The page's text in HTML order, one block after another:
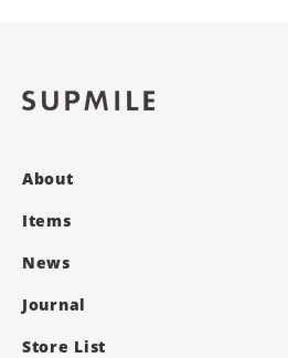
About
Items
News
Journal
Store List